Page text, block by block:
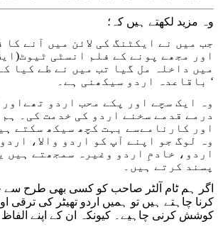
وہ مزید لکھتے ہیں کہ؛
اور مجھے پونے کے فلم انسٹی
میں داخلہ مل گیا تب میں نے طے کیا
باقاعدہ اردو سیکھنی ہے۔ ‘
وہ ایک سچے اور پکے محب اردو
درمے قدمے سخنے اردو کی خدمت کی۔
اور کارنامےسے بہت کچھ سیکھ سکتے
وہ لوگ جو اپنے آپ کو اردو والا،
اردو، خادمِ اردو وغیرہ سمجھتے ہیں
پسند کرتے ہیں۔
اگر ہم ٹام آلٹر صاحب کو کسی بھی طرح سے
کرنا چاہتے ہیں تو ہمیں اردو تھیٹر کی ترقی
کوشش کرنی چاہیے۔ کیونکہ ان کے اپنے الفاظ